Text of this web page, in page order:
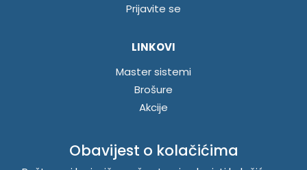
Prijavite se
LINKOVI
Master sistemi
Brošure
Akcije
INFORMACIJE
Obavijest o kolačićima